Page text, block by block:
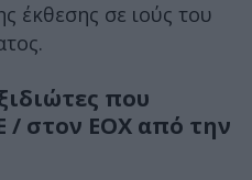
έκθεσης σε ιούς του
που
/ στον ΕΟΧ από την